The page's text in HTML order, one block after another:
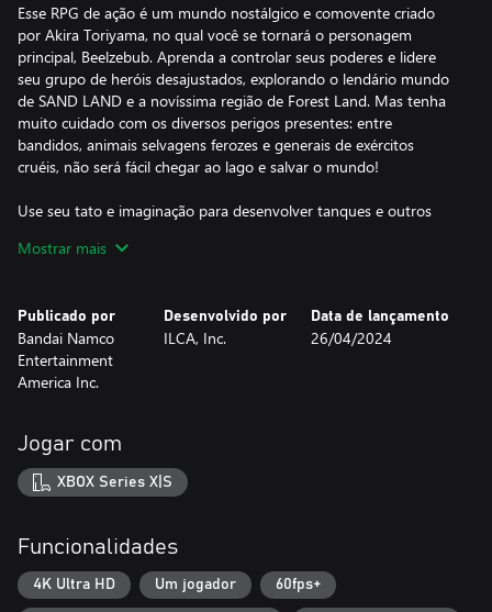
Esse RPG de ação é um mundo nostálgico e comovente criado
por Akira Toriyama, no qual você se tornará o personagem
principal, Beelzebub. Aprenda a controlar seus poderes e lidere
seu grupo de heróis desajustados, explorando o lendário mundo
de SAND LAND e a novíssima região de Forest Land. Mas tenha
muito cuidado com os diversos perigos presentes: entre
bandidos, animais selvagens ferozes e generais de exércitos
cruéis, não será fácil chegar ao lago e salvar o mundo!
Use seu tato e imaginação para desenvolver tanques e outros
de recursos, com uma ampla variedade de combinações de peças.
PILOTE VEÍCULOS EXTRAORDINÁRIOS
Desbloqueie veículos que podem ser aprimorados com várias
peças mecânicas, incluindo armas, motores e suspensões. Projete
Batalha com canhões poderosos, motos que aceleram pelos
desertos e Pulabots que saltam sobre rios para explorar todos os
cantos dos continentes.
Torne-se Beelzebub, domine poderes demoníacos e desenvolva
Thief, seus leais companheiros, também contam com ataques
específicos, para que a equipe nunca seja derrotada, mas sim
Mostrar mais
Publicado por
Bandai Namco
Entertainment
America Inc.
Desenvolvido por
ILCA, Inc.
Data de lançamento
26/04/2024
Jogar com
XBOX Series X|S
Funcionalidades
4K Ultra HD Um jogador 60fps+